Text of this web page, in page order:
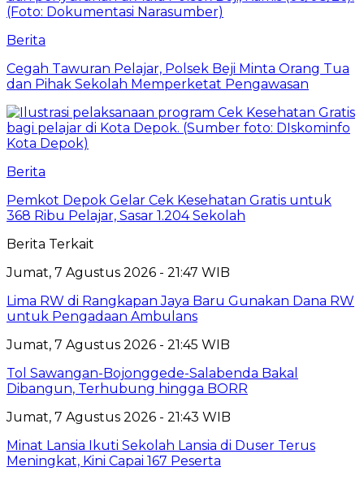
Berita
Cegah Tawuran Pelajar, Polsek Beji Minta Orang Tua
dan Pihak Sekolah Memperketat Pengawasan
Berita
Pemkot Depok Gelar Cek Kesehatan Gratis untuk
368 Ribu Pelajar, Sasar 1.204 Sekolah
Berita Terkait
Jumat, 7 Agustus 2026 - 21:47 WIB
Lima RW di Rangkapan Jaya Baru Gunakan Dana RW
untuk Pengadaan Ambulans
Jumat, 7 Agustus 2026 - 21:45 WIB
Tol Sawangan-Bojonggede-Salabenda Bakal
Dibangun, Terhubung hingga BORR
Jumat, 7 Agustus 2026 - 21:43 WIB
Minat Lansia Ikuti Sekolah Lansia di Duser Terus
Meningkat, Kini Capai 167 Peserta